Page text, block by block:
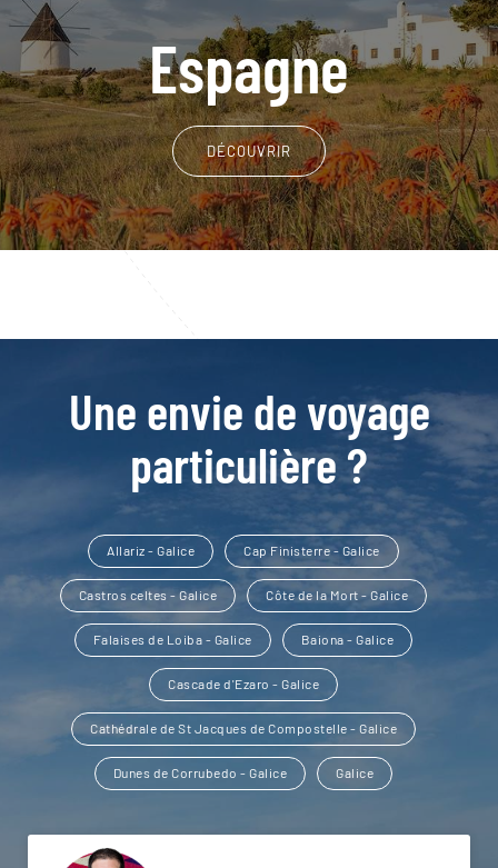
Espagne
DÉCOUVRIR
Une envie de voyage
particulière ?
Allariz - Galice Cap Finisterre - Galice
Castros celtes - Galice Côte de la Mort - Galice
Falaises de Loiba - Galice Baiona - Galice
Cascade d'Ezaro - Galice
Cathédrale de St Jacques de Compostelle - Galice
Dunes de Corrubedo - Galice Galice